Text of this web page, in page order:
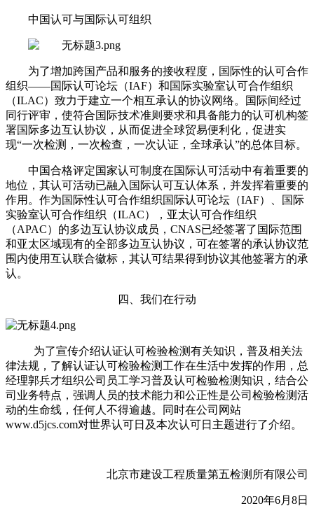
中国认可与国际认可组织
为了增加跨国产品和服务的接收程度，国际性的认可合作
组织――国际认可论坛（IAF）和国际实验室认可合作组织
（ILAC）致力于建立一个相互承认的协议网络。国际间经过
同行评审，使符合国际技术准则要求和具备能力的认可机构签
署国际多边互认协议，从而促进全球贸易便利化，促进实
现“一次检测，一次检查，一次认证，全球承认”的总体目标。
中国合格评定国家认可制度在国际认可活动中有着重要的
地位，其认可活动已融入国际认可互认体系，并发挥着重要的
作用。作为国际性认可合作组织国际认可论坛（IAF）、国际
实验室认可合作组织（ILAC），亚太认可合作组织
（APAC）的多边互认协议成员，CNAS已经签署了国际范围
和亚太区域现有的全部多边互认协议，可在签署的承认协议范
围内使用互认联合徽标，其认可结果得到协议其他签署方的承
认。
四、我们在行动
为了宣传介绍认证认可检验检测有关知识，普及相关法
律法规，了解认证认可检验检测工作在生活中发挥的作用，总
经理郭兵才组织公司员工学习普及认可检验检测知识，结合公
司业务特点，强调人员的技术能力和公正性是公司检验检测活
动的生命线，任何人不得逾越。同时在公司网站
www.d5jcs.com对世界认可日及本次认可日主题进行了介绍。
北京市建设工程质量第五检测所有限公司
2020年6月8日